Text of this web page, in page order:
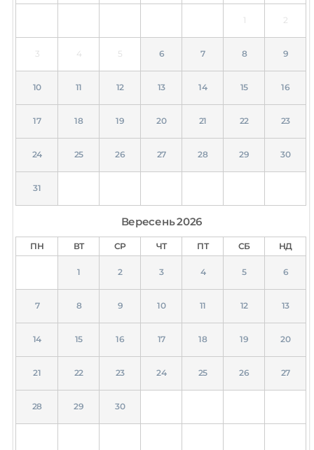
1 2
3 4 5 6 7 8 9
10 11 12 13 14 15 16
17 18 19 20 21 22 23
24 25 26 27 28 29 30
31
Вересень2026
ПН ВТ СР ЧТ ПТ СБ НД
1 2 3 4 5 6
7 8 9 10 11 12 13
14 15 16 17 18 19 20
21 22 23 24 25 26 27
28 29 30